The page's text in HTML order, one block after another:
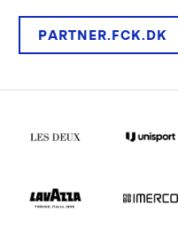
PARTNER.FCK.DK